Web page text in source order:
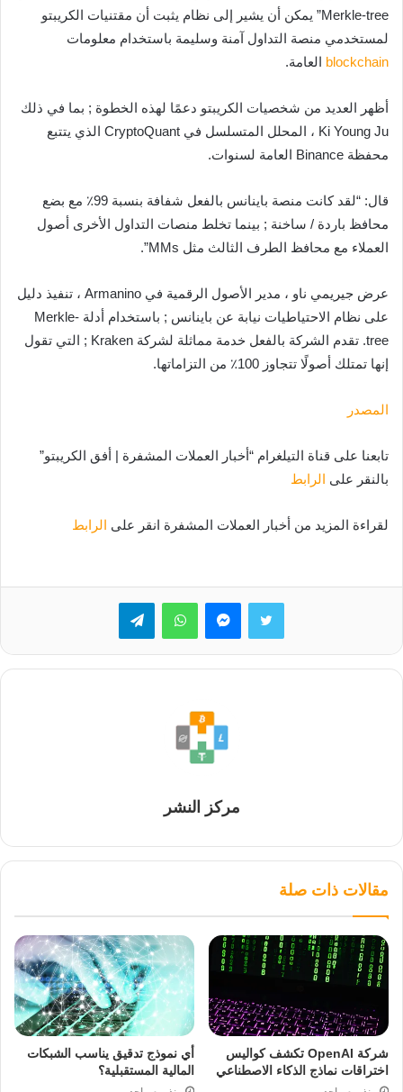
Merkle-tree” يمكن أن يشير إلى نظام يثبت أن مقتنيات الكريبتو
لمستخدمي منصة التداول آمنة وسليمة باستخدام معلومات
blockchain العامة.
أظهر العديد من شخصيات الكريبتو دعمًا لهذه الخطوة ; بما في ذلك
Ki Young Ju ، المحلل المتسلسل في CryptoQuant الذي يتتبع
محفظة Binance العامة لسنوات.
قال: “لقد كانت منصة باينانس بالفعل شفافة بنسبة 99٪ مع بضع
محافظ باردة / ساخنة ; بينما تخلط منصات التداول الأخرى أصول
العملاء مع محافظ الطرف الثالث مثل MMs”.
عرض جيريمي ناو ، مدير الأصول الرقمية في Armanino ، تنفيذ دليل
على نظام الاحتياطيات نيابة عن باينانس ; باستخدام أدلة Merkle-
tree. تقدم الشركة بالفعل خدمة مماثلة لشركة Kraken ; التي تقول
إنها تمتلك أصولًا تتجاوز 100٪ من التزاماتها.
المصدر
تابعنا على قناة التيلغرام “أخبار العملات المشفرة | أفق الكريبتو”
بالنقر على الرابط
لقراءة المزيد من أخبار العملات المشفرة انقر على الرابط
تويتر ماسنجرواتساب تيلقرام
مركز النشر
مقالات ذات صلة
شركة OpenAI تكشف كواليس
اختراقات نماذج الذكاء الاصطناعي
أي نموذج تدقيق يناسب الشبكات
المالية المستقبلية؟